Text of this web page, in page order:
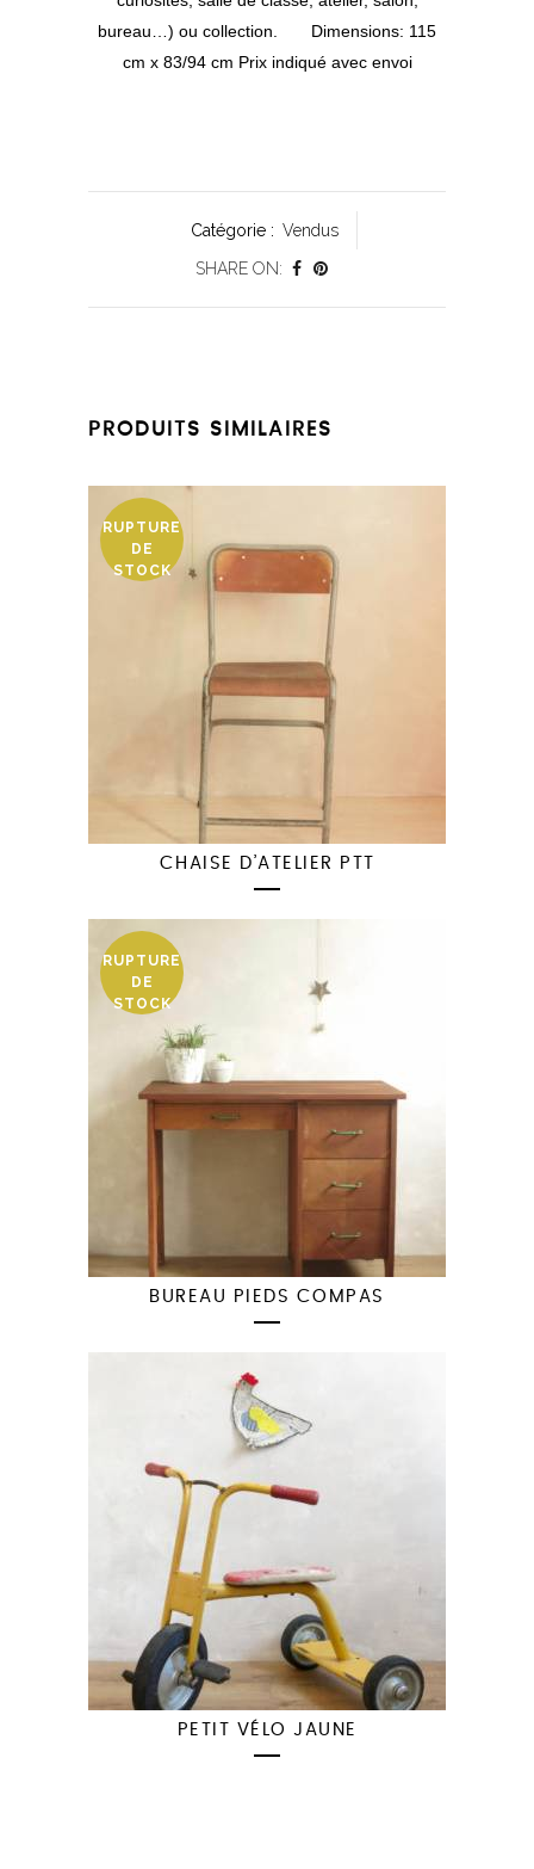
bureau…) ou collection. Dimensions: 115
cm x 83/94 cm Prix indiqué avec envoi
Catégorie : Vendus
SHARE ON:
PRODUITS SIMILAIRES
RUPTURE
DE
STOCK
CHAISE D’ATELIER PTT
RUPTURE
DE
STOCK
BUREAU PIEDS COMPAS
PETIT VÉLO JAUNE